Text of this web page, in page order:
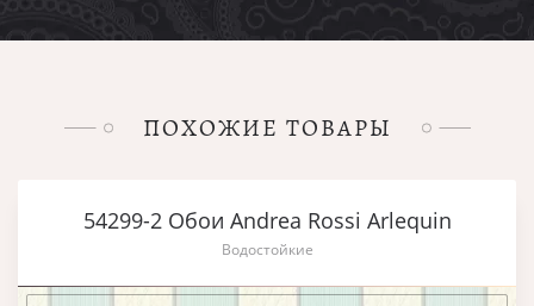
ПОХОЖИЕ ТОВАРЫ
54299-2 Обои Andrea Rossi Arlequin
Водостойкие